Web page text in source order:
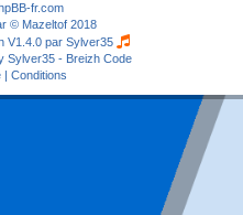
fr.com
© Mazeltof 2018
V1.4.0 par Sylver35
Sylver35 - Breizh Code
| Conditions